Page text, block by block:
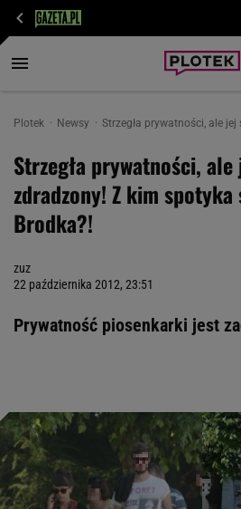
Plotek Newsy Strzegła prywatności, ale
Strzegła prywatności,
zdradzony! Z kim spotyka
Brodka?!
zuz
22 października 2012, 23:51
Prywatność piosenkarki jest